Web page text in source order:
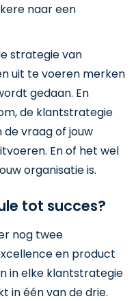
naar een
strategie van
uit te voeren merken
gedaan. En
de klantstrategie
de vraag of jouw
En of het wel
organisatie is.
tot succes?
nog twee
en product
in elke klantstrategie
in één van de drie.